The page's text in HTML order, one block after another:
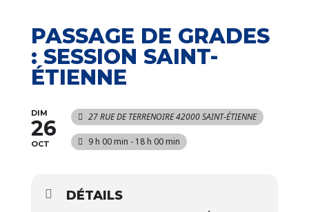
PASSAGE DE GRADES
: SESSION SAINT-
ÉTIENNE
DIM
26
OCT
27 RUE DE TERRENOIRE 42000 SAINT-ÉTIENNE
9 h 00 min - 18 h 00 min
DÉTAILS